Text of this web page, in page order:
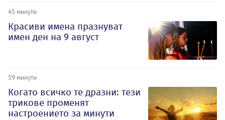
45 минути
Красиви имена празнуват
имен ден на 9 август
59 минути
Когато всичко те дразни: тези
трикове променят
настроението за минути